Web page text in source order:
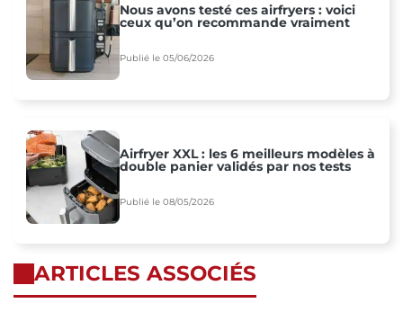
Nous avons testé ces airfryers : voici
ceux qu’on recommande vraiment
Publié le 05/06/2026
Airfryer XXL : les 6 meilleurs modèles à
double panier validés par nos tests
Publié le 08/05/2026
ARTICLES ASSOCIÉS